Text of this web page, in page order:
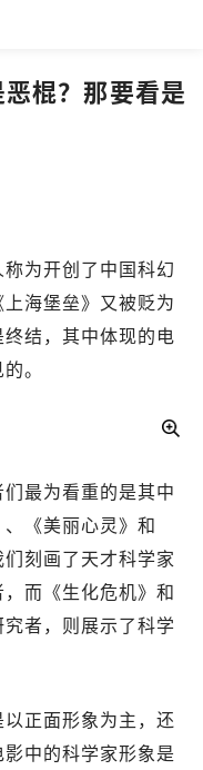
棍？那要看是
为开创了中国科幻
海堡垒》又被贬为
结，其中体现的电
。
最为看重的是其中
《美丽心灵》和
们刻画了天才科学家
而《生化危机》和
究者，则展示了科学
正面形象为主，还
中的科学家形象是